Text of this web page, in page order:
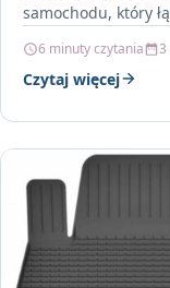
samochodu, który
6 minuty czytania 3
Czytaj więcej